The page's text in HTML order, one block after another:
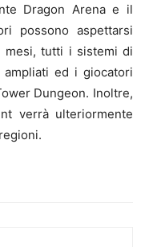
Dragon Arena e il
possono aspettarsi
mesi, tutti i sistemi di
ampliati ed i giocatori
Dungeon. Inoltre,
verrà ulteriormente